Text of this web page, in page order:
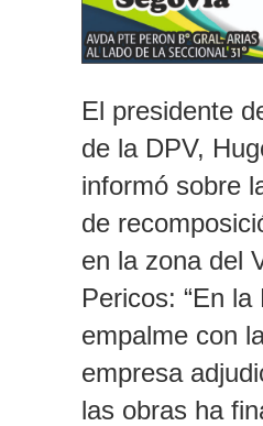
El presidente
de la DPV,
informó sobre
de
en la zona del
Pericos: “En
empalme con
empresa
las obras ha